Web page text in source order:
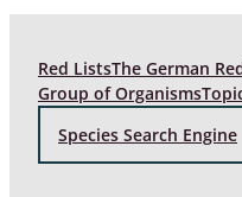
Red ListsThe German
Group of Organisms
Species Search Engine